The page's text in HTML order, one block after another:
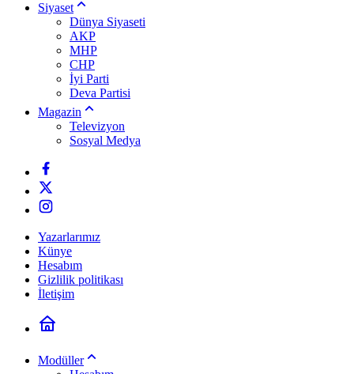
Siyaset
Dünya Siyaseti
AKP
MHP
CHP
İyi Parti
Deva Partisi
Magazin
Televizyon
Sosyal Medya
Yazarlarımız
Künye
Hesabım
Gizlilik politikası
İletişim
Modüller